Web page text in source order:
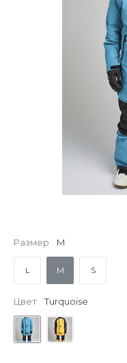
Размер M
L M S
Цвет Turquoise